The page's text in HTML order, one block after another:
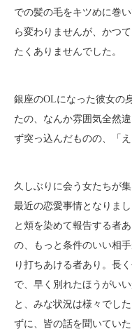
での髪の毛をキツめに巻
ら変わりませんが、かつ
たくありませんでした。
銀座のOLになった彼女の
たの、なんか雰囲気全然
ず突っ込んだものの、「
久しぶりに会う女たちが
最近の恋愛事情となりま
と頬を染めて報告する者
の、もっと条件のいい相
り打ちあける者あり。長
で、早く別れたほうがい
と、みな状況は様々でし
ずに、皆の話を聞いていた